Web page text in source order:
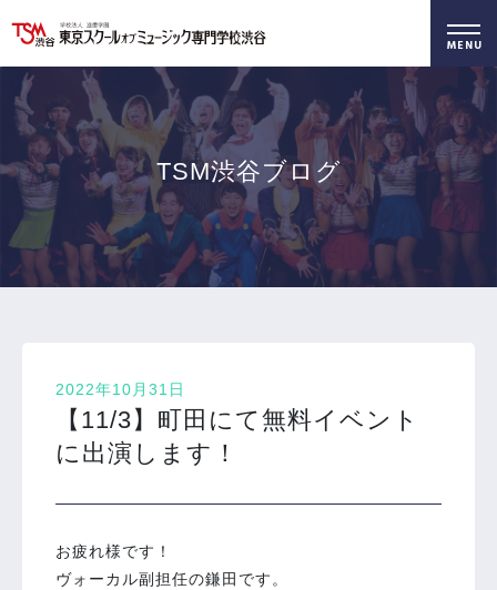
学科・専攻 資料請求 オープンキャンパス
TSM渋谷ブログ
2022年10月31日
【11/3】町田にて無料イベント
に出演します！
お疲れ様です！
ヴォーカル副担任の鎌田です。